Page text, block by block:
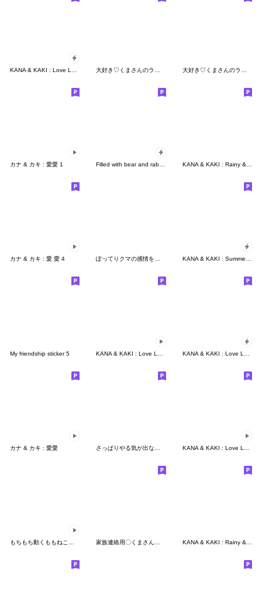
カナ & カキ : 愛愛 1
カナ & カキ : 愛 愛 4 ぽってりクマの感情を伝えるスタンプ KANA & KAKI : Summer (EN)
My friendship sticker 5
カナ & カキ : 愛愛
もちもち動くももねこちゃん17 家族連絡用〇くまさんのスタンプ KANA & KAKI : Rainy & Summer Seasons -EN